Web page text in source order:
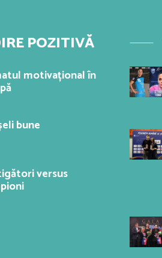
POZITIVĂ
motivațional în
bune
versus